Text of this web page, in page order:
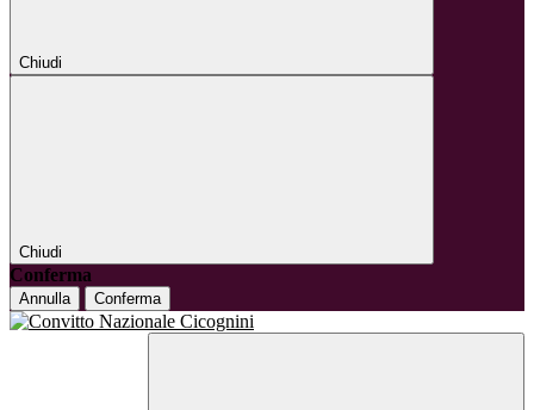
Chiudi
Chiudi
Conferma
Annulla Conferma